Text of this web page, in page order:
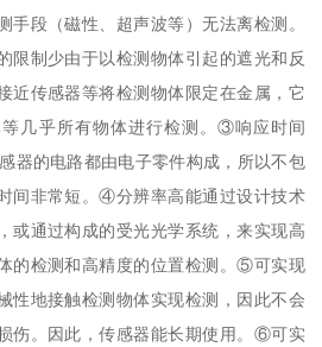
手段（磁性、超声波等）无法离检测。
制少由于以检测物体引起的遮光和反
近传感器等将检测物体限定在金属，它
几乎所有物体进行检测。③响应时间
器的电路都由电子零件构成，所以不包
间非常短。④分辨率高能通过设计技术
或通过构成的受光光学系统，来实现高
的检测和高精度的位置检测。⑤可实现
性地接触检测物体实现检测，因此不会
伤。因此，传感器能长期使用。⑥可实